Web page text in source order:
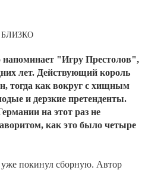
напоминает "Игру Престолов",
лет. Действующий король
тогда как вокруг с хищным
и дерзкие претенденты.
на этот раз не
как это было четыре
покинул сборную. Автор